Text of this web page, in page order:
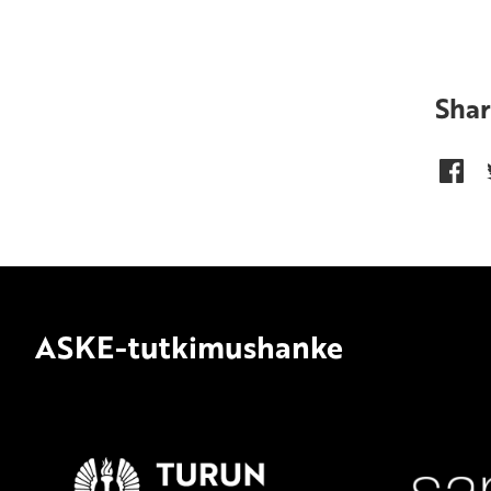
ASKE-tutkimushanke